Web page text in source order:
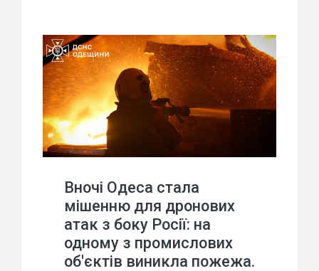
Вночі Одеса стала
мішенню для дронових
атак з боку Росії: на
одному з промислових
об'єктів виникла пожежа.